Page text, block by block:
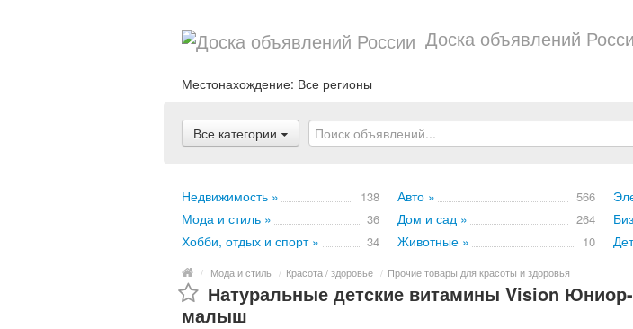
Доска объявлений
Местонахождение: Все регионы
Все категории
Недвижимость » 138 Авто » 566
Мода и стиль » 36 Дом и сад » 264
Хобби, отдых и спорт » 34 Животные » 10
/ Мода и стиль / Красота / здоровье / Прочие товары для красоты и здоровья
Натуральные детские витамины Vision
малыш